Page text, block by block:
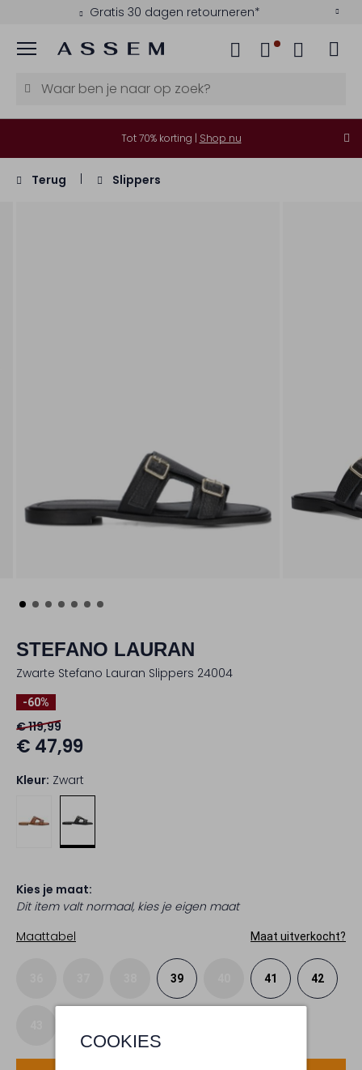
Gratis 30 dagen retourneren*
Menu
COOKIES
Tot 70% korting | Shop nu
Terug Slippers
STEFANO LAURAN
Zwarte Stefano Lauran Slippers 24004
-60%
€ 119,99
€ 47,99
Kleur: Zwart
Kies je maat:
Dit item valt normaal, kies je eigen maat
Maattabel
Maat uitverkocht?
39 41 42